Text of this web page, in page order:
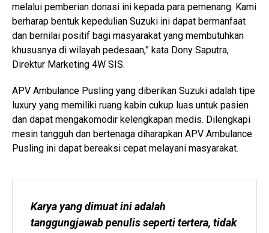
melalui pemberian donasi ini kepada para pemenang. Kami
berharap bentuk kepedulian Suzuki ini dapat bermanfaat
dan bernilai positif bagi masyarakat yang membutuhkan
khususnya di wilayah pedesaan,” kata Dony Saputra,
Direktur Marketing 4W SIS.
APV Ambulance Pusling yang diberikan Suzuki adalah tipe
luxury yang memiliki ruang kabin cukup luas untuk pasien
dan dapat mengakomodir kelengkapan medis. Dilengkapi
mesin tangguh dan bertenaga diharapkan APV Ambulance
Pusling ini dapat bereaksi cepat melayani masyarakat.
Karya yang dimuat ini adalah
tanggungjawab penulis seperti tertera, tidak